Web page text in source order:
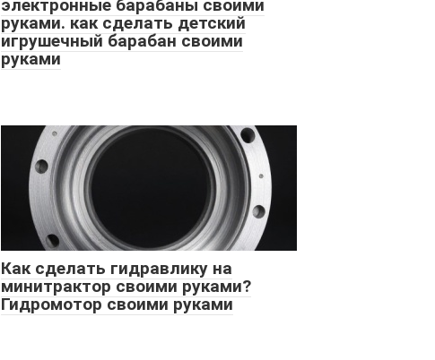
электронные барабаны своими
руками. как сделать детский
игрушечный барабан своими
руками
Как сделать гидравлику на
минитрактор своими руками?
Гидромотор своими руками